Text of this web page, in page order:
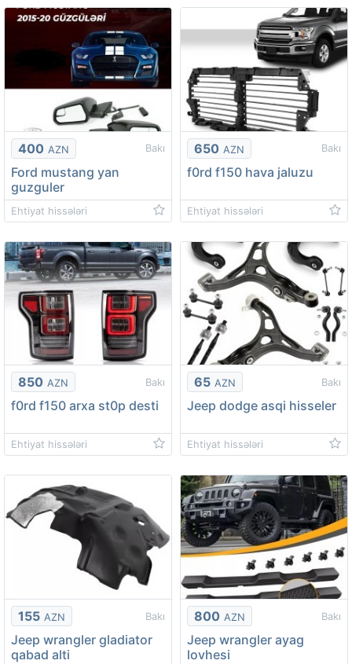
400 AZN Bakı
Ford mustang yan
guzguler
Ehtiyat hissələri
650 AZN Bakı
f0rd f150 hava jaluzu
Ehtiyat hissələri
850 AZN Bakı
f0rd f150 arxa st0p desti
Ehtiyat hissələri
65 AZN Bakı
Jeep dodge asqi hisseler
Ehtiyat hissələri
155 AZN Bakı
Jeep wrangler gladiator
qabad alti
800 AZN Bakı
Jeep wrangler ayag
lovhesi